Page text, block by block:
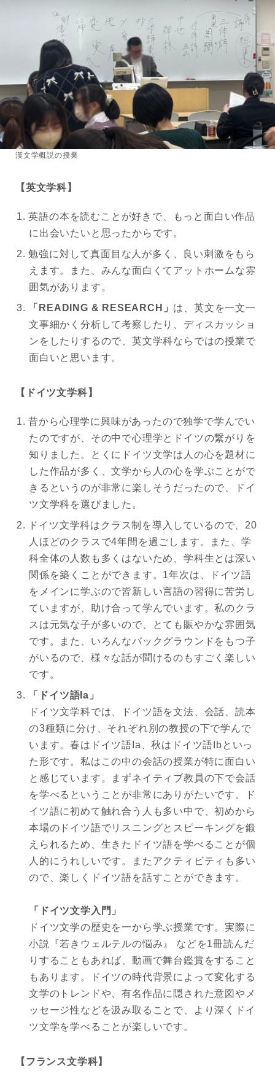
漢文学概説の授業
【英文学科】
英語の本を読むことが好きで、もっと面白い作品
に出会いたいと思ったからです。
勉強に対して真面目な人が多く、良い刺激をもら
えます。また、みんな面白くてアットホームな雰
囲気があります。
「READING & RESEARCH」 は、英文を一文一
文事細かく分析して考察したり、ディスカッショ
ンをしたりするので、英文学科ならではの授業で
面白いと思います。
【ドイツ文学科】
昔から心理学に興味があったので独学で学んでい
たのですが、その中で心理学とドイツの繋がりを
知りました。とくにドイツ文学は人の心を題材に
した作品が多く、文学から人の心を学ぶことがで
きるというのが非常に楽しそうだったので、ドイ
ツ文学科を選びました。
ドイツ文学科はクラス制を導入しているので、20
人ほどのクラスで4年間を過ごします。また、学
科全体の人数も多くはないため、学科生とは深い
関係を築くことができます。1年次は、ドイツ語
をメインに学ぶので皆新しい言語の習得に苦労し
ていますが、助け合って学んでいます。私のクラ
スは元気な子が多いので、とても賑やかな雰囲気
です。また、いろんなバックグラウンドをもつ子
がいるので、様々な話が聞けるのもすごく楽しい
です。
「ドイツ語Ia」
ドイツ文学科では、ドイツ語を文法、会話、読本
の3種類に分け、それぞれ別の教授の下で学んで
います。春はドイツ語Ia、秋はドイツ語Ibといっ
た形です。私はこの中の会話の授業が特に面白い
と感じています。まずネイティブ教員の下で会話
を学べるということが非常にありがたいです。ド
イツ語に初めて触れ合う人も多い中で、初めから
本場のドイツ語でリスニングとスピーキングを鍛
えられるため、生きたドイツ語を学べることが個
人的にうれしいです。またアクティビティも多い
ので、楽しくドイツ語を話すことができます。
「ドイツ文学入門」
ドイツ文学の歴史を一から学ぶ授業です。実際に
小説『若きウェルテルの悩み』 などを1冊読んだ
りすることもあれば、動画で舞台鑑賞をすること
もあります。ドイツの時代背景によって変化する
文学のトレンドや、有名作品に隠された意図やメ
ッセージ性などを汲み取ることで、より深くドイ
ツ文学を学べることが楽しいです。
【フランス文学科】